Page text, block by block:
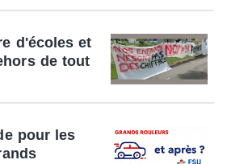
d'écoles et
de tout
pour les